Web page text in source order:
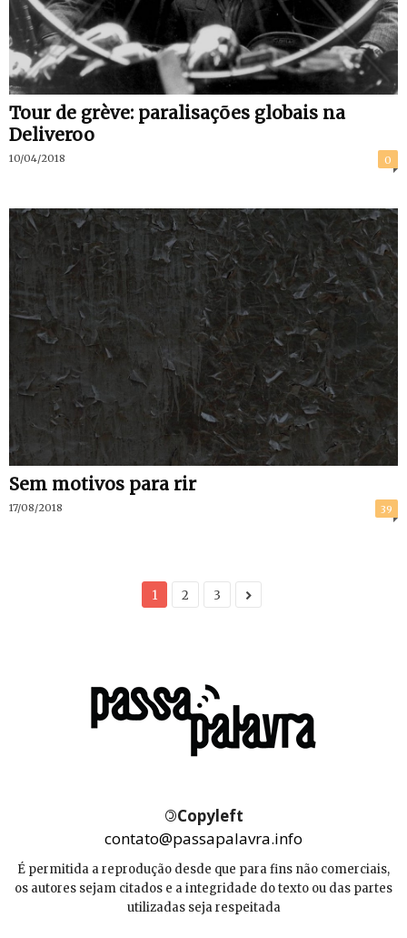
Tour de grève: paralisações globais na
Deliveroo
10/04/2018 0
Sem motivos para rir
17/08/2018 39
1 2 3
©Copyleft
contato@passapalavra.info
É permitida a reprodução desde que para fins não comerciais,
os autores sejam citados e a integridade do texto ou das partes
utilizadas seja respeitada